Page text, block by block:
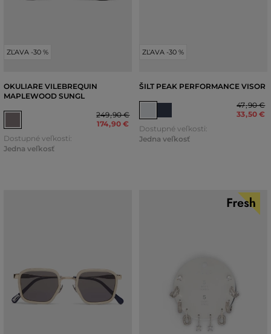
ZĽAVA -30 %
OKULIARE VILEBREQUIN
MAPLEWOOD SUNGL
249,90 €
174,90 €
Dostupné veľkosti:
Jedna veľkosť
ZĽAVA -30 %
ŠILT PEAK PERFORMANCE VISOR
47,90 €
33,50 €
Dostupné veľkosti:
Jedna veľkosť